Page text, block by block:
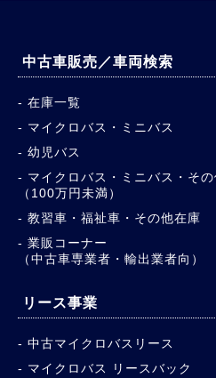
中古車販売／車両検索
在庫一覧
マイクロバス・ミニバス
幼児バス
マイクロバス・ミニバス・その
（100万円未満）
教習車・福祉車・その他在庫
業販コーナー
（中古車専業者・輸出業者向）
リース事業
中古マイクロバスリース
マイクロバス リースバック